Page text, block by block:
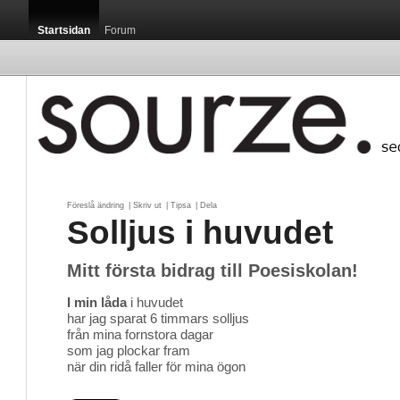
Startsidan Forum
Föreslå ändring Skriv ut Tipsa Dela
Solljus i huvudet
Mitt första bidrag till Poesiskolan!
I min lådai huvudet
har jag sparat 6 timmars solljus
från mina fornstora dagar
som jag plockar fram
när din ridå faller för mina ögon